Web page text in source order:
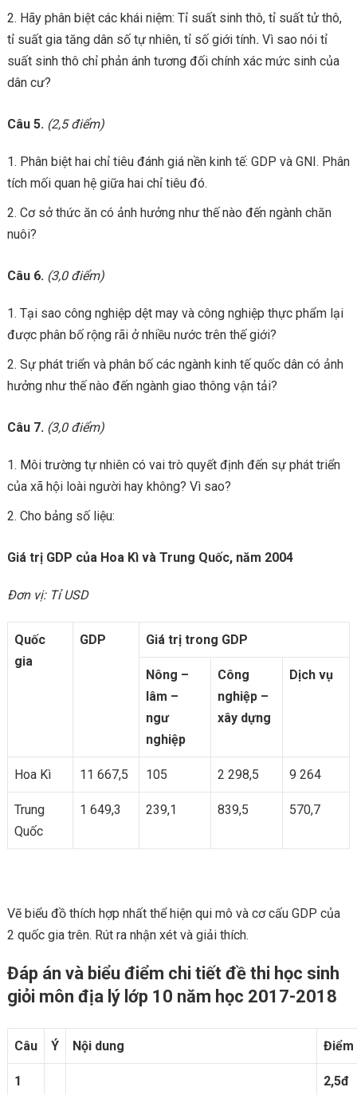
Hãy phân biệt các khái niệm: Tỉ suất sinh thô, tỉ suất tử thô,
tỉ suất gia tăng dân số tự nhiên, tỉ số giới tính. Vì sao nói tỉ
suất sinh thô chỉ phản ánh tương đối chính xác mức sinh của
dân cư?
Câu 5.(2,5 điểm)
Phân biệt hai chỉ tiêu đánh giá nền kinh tế: GDP và GNI. Phân
tích mối quan hệ giữa hai chỉ tiêu đó.
Cơ sở thức ăn có ảnh hưởng như thế nào đến ngành chăn
nuôi?
Câu 6.(3,0 điểm)
Tại sao công nghiệp dệt may và công nghiệp thực phẩm lại
được phân bố rộng rãi ở nhiều nước trên thế giới?
Sự phát triển và phân bố các ngành kinh tế quốc dân có ảnh
hưởng như thế nào đến ngành giao thông vận tải?
Câu 7. (3,0 điểm)
Môi trường tự nhiên có vai trò quyết định đến sự phát triển
của xã hội loài người hay không? Vì sao?
Cho bảng số liệu:
Giá trị GDP của Hoa Kì và Trung Quốc, năm 2004
Đơn vị: Tỉ USD
Quốc
gia
GDP Giá trị trong GDP
Nông –
lâm –
ngư
nghiệp
Công
nghiệp –
xây dựng
Dịch vụ
Hoa Kì 11 667,5 105 2 298,5 9 264
Trung
Quốc
1 649,3 239,1 839,5 570,7
Vẽ biểu đồ thích hợp nhất thể hiện qui mô và cơ cấu GDP của
2 quốc gia trên. Rút ra nhận xét và giải thích.
Đáp án và biểu điểm chi tiết đề thi học sinh
giỏi môn địa lý lớp 10 năm học 2017-2018
Câu Ý Nội dung Điểm
1 2,5đ